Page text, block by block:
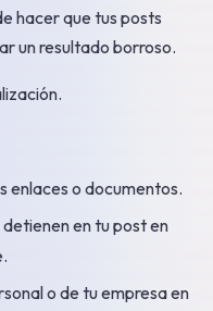
hacer que tus posts
un resultado borroso.
enlaces o documentos.
en tu post en
o de tu empresa en